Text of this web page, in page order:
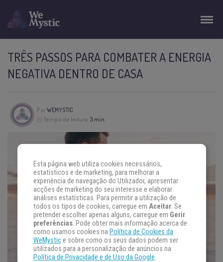
TRÊS PASSOS PARA COMBATER A ENERGIA
NEGATIVA DENTRO DE CASA
PorWEMYSTIC
Tempo de leitura: 3 min
Esta página web utiliza cookies necessários,
estatísticos e de marketing, para melhorar a
experiência de navegação do Utilizador, apresentar
acções de marketing do seu interesse e elaborar
análises estatísticas. Para permitir a utilização de
todos os tipos de cookies, carregue em Aceitar. Se
pretender escolher apenas alguns, carregue em Gerir
preferências. Pode obter mais informação acerca de
como usamos cookies na Política de Cookies da
WeMystice sobre como os seus dados podem ser
utilizados para a personalização de anúncios na
Política de Privacidade e de Uso da Google.